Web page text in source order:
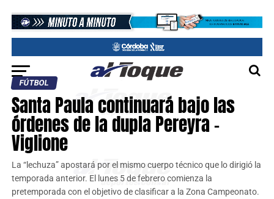
FÚTBOL
Santa Paula continuará bajo las
órdenes de la dupla Pereyra –
Viglione
La “lechuza” apostará por el mismo cuerpo técnico que lo dirigió la
temporada anterior. El lunes 5 de febrero comienza la
pretemporada con el objetivo de clasificar a la Zona Campeonato.